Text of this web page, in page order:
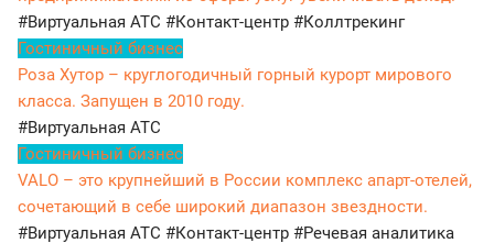
#Виртуальная АТС #Контакт-центр #Коллтрекинг
Гостиничный бизнес
Роза Хутор – круглогодичный горный курорт мирового
класса. Запущен в 2010 году.
#Виртуальная АТС
Гостиничный бизнес
VALO – это крупнейший в России комплекс апарт-отелей,
сочетающий в себе широкий диапазон звездности.
#Виртуальная АТС #Контакт-центр #Речевая аналитика